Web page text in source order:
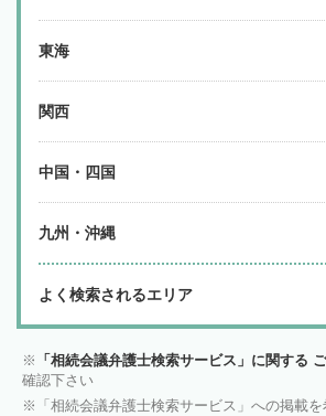
東海
関西
中国・四国
九州・沖縄
よく検索されるエリア
「相続会議弁護士検索サービス」に関する
確認下さい
「相続会議弁護士検索サービス」への掲載